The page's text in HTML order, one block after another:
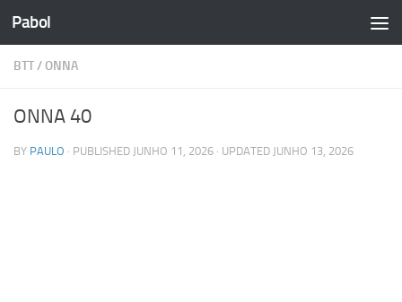
Skip to content
Pabol
BTT/ONNA
ONNA 40
BY PAULO · PUBLISHED JUNHO 11, 2026 · UPDATED JUNHO 13, 2026